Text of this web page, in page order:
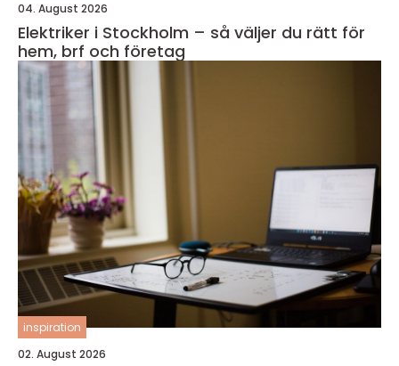
04. August 2026
Elektriker i Stockholm – så väljer du rätt för
hem, brf och företag
inspiration
02. August 2026